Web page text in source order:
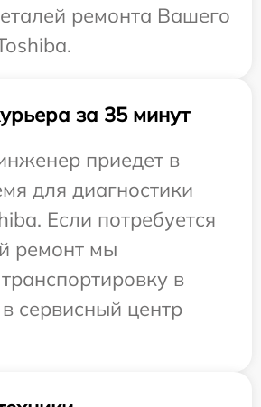
ремонта Вашего
за 35 минут
приедет в
для диагностики
Если потребуется
ремонт мы
в
сервисный центр